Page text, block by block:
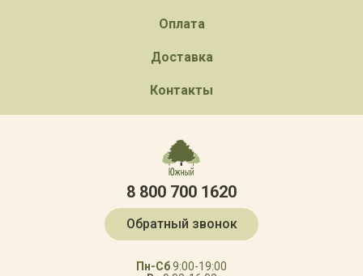
Оплата
Доставка
Контакты
8 800 700 1620
Обратный звонок
Пн-Сб9:00-19:00